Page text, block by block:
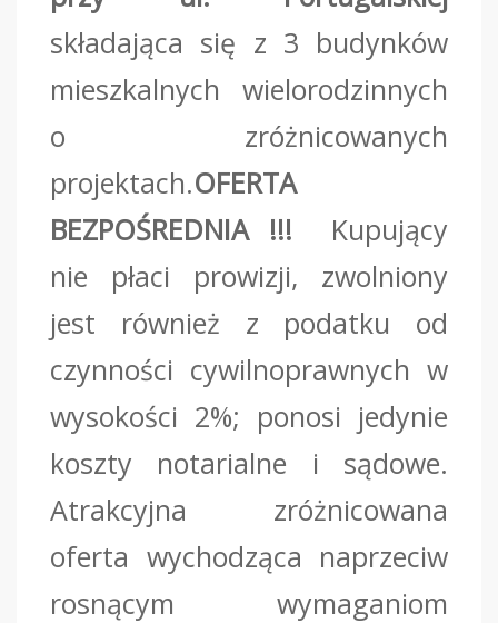
składająca się z 3 budynków
mieszkalnych wielorodzinnych
o zróżnicowanych
projektach.OFERTA
BEZPOŚREDNIA !!! Kupujący
nie płaci prowizji, zwolniony
jest również z podatku od
czynności cywilnoprawnych w
wysokości 2%; ponosi jedynie
koszty notarialne i sądowe.
Atrakcyjna zróżnicowana
oferta wychodząca naprzeciw
rosnącym wymaganiom